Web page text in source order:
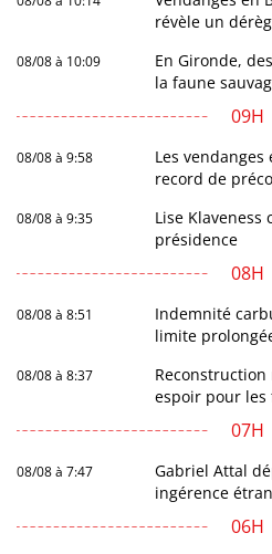
révèle un
08/08 à 10:09
En Gironde,
la faune
09H
08/08 à 9:58
Les
record de
08/08 à 9:35
Lise Klaveness
présidence
08H
08/08 à 8:51
Indemnité
limite
08/08 à 8:37
espoir pour les
07H
08/08 à 7:47
Gabriel Attal
ingérence
06H